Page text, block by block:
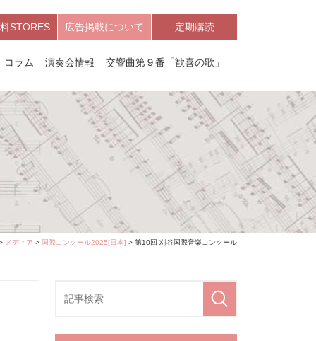
STORES 広告掲載について 定期購読
コラム 演奏会情報 交響曲第９番「歓喜の歌」
メディア > 国際コンクール2025[日本] > 第10回 刈谷国際音楽コンクール